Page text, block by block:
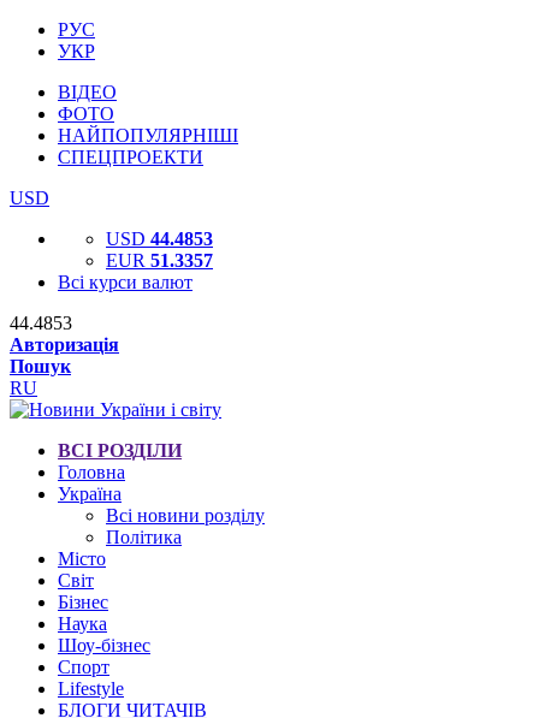
РУС
УКР
ВІДЕО
ФОТО
НАЙПОПУЛЯРНІШІ
СПЕЦПРОЕКТИ
USD
USD 44.4853
EUR 51.3357
Всі курси валют
44.4853
Авторизація
Пошук
RU
ВСІ РОЗДІЛИ
Головна
Україна
Всі новини розділу
Політика
Місто
Світ
Бізнес
Наука
Шоу-бізнес
Спорт
Lifestyle
БЛОГИ ЧИТАЧІВ